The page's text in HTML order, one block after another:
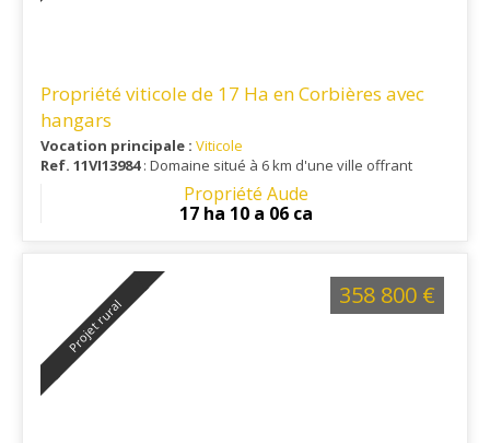
Propriété viticole de 17 Ha en Corbières avec
hangars
Vocation principale : Viticole
Ref. 11VI13984: Domaine situé à 6 km d'une ville offrant
toutes les commodités ainsi qu'une gare, à 30 minutes d'un
aéroport international et à 35 minutes du littoral .
Propriété Aude
17 ha 10 a 06 ca
Projet rural
358 800 €